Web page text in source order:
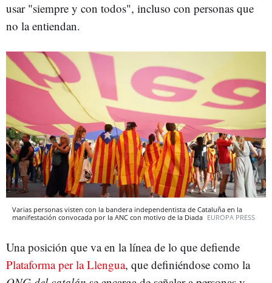
usar "siempre y con todos", incluso con personas que
no la entiendan.
Varias personas visten con la bandera independentista de Cataluña en la
manifestación convocada por la ANC con motivo de la Diada EUROPA PRESS
Una posición que va en la línea de lo que defiende
Plataforma per la Llengua, que definiéndose como la